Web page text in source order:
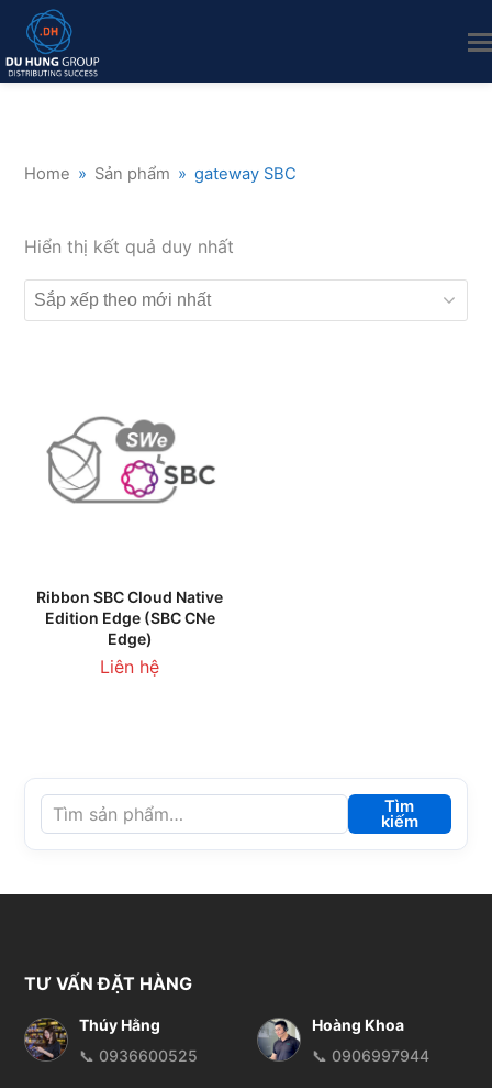
Home » Sản phẩm » gateway SBC
Hiển thị kết quả duy nhất
Ribbon SBC Cloud Native
Edition Edge (SBC CNe
Edge)
Liên hệ
Tìm
kiếm
TƯ VẤN ĐẶT HÀNG
Thúy Hằng
📞 0936600525
Hoàng Khoa
📞 0906997944